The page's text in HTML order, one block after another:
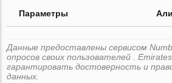
Параметры
Данные предоставлены сервисом
опросов своих пользователей .
гарантировать достоверность и
данных.